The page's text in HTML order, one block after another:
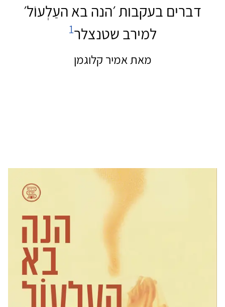
דברים בעקבות ׳הנה בא העַלְעוֹל׳
למירב שטנצלר1
מאת אמיר קלוגמן